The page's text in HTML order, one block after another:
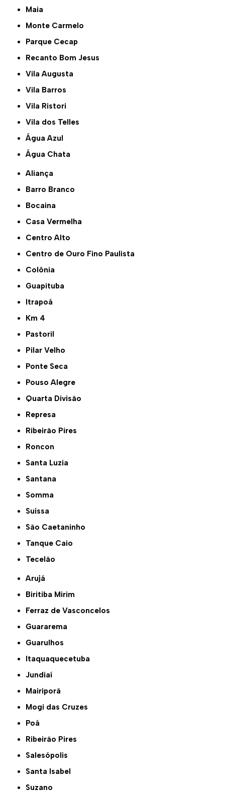
Maia
Monte Carmelo
Parque Cecap
Recanto Bom Jesus
Vila Augusta
Vila Barros
Vila Ristori
Vila dos Telles
Água Azul
Água Chata
Aliança
Barro Branco
Bocaina
Casa Vermelha
Centro Alto
Centro de Ouro Fino Paulista
Colônia
Guapituba
Itrapoá
Km 4
Pastoril
Pilar Velho
Ponte Seca
Pouso Alegre
Quarta Divisão
Represa
Ribeirão Pires
Roncon
Santa Luzia
Santana
Somma
Suíssa
São Caetaninho
Tanque Caio
Tecelão
Arujá
Biritiba Mirim
Ferraz de Vasconcelos
Guararema
Guarulhos
Itaquaquecetuba
Jundiaí
Mairiporã
Mogi das Cruzes
Poá
Ribeirão Pires
Salesópolis
Santa Isabel
Suzano